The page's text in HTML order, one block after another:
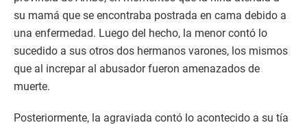
su mamá que se encontraba postrada en cama debido a
una enfermedad. Luego del hecho, la menor contó lo
sucedido a sus otros dos hermanos varones, los mismos
que al increpar al abusador fueron amenazados de
muerte.
Posteriormente, la agraviada contó lo acontecido a su tía